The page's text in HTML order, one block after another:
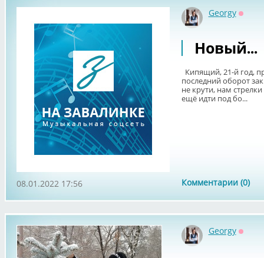
Georgy
Новый...
Кипящий, 21-й год,
последний оборот
не крути, нам
ещё идти под бо...
Комментарии (0)
08.01.2022 17:56
Georgy